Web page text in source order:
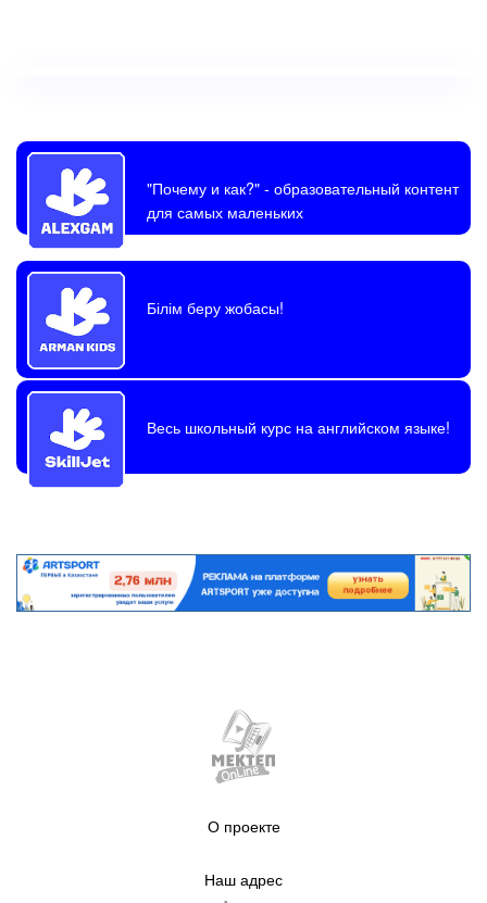
"Почему и как?"- образовательный контент
для самых маленьких
Білім беру жобасы!
Весь школьный курс на английском языке!
О проекте
Наш адрес